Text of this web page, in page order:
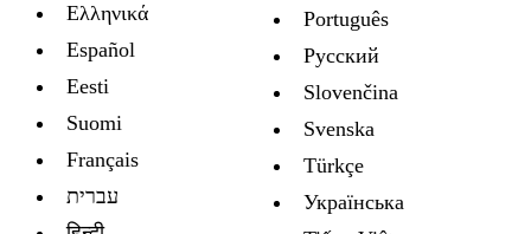
Ελληνικά
Español
Eesti
Suomi
Français
עברית
Português
Русский
Slovenčina
Svenska
Türkçe
Украïнська